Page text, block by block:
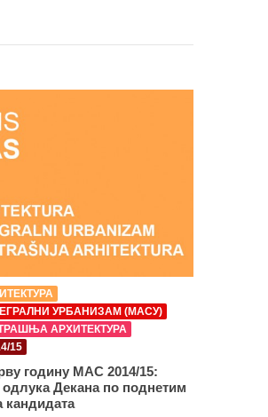
УРБАНИЗАМ (МАСУ)
АРХИТЕКТУРА
15
годину МАС 2014/15:
одлука Декана по поднетим
кандидата